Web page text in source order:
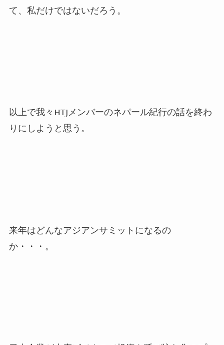
て、私だけではないだろう。
以上で我々HTJメンバーのネパール紀行の話を終わ
りにしようと思う。
来年はどんなアジアンサミットになるの
か・・・。